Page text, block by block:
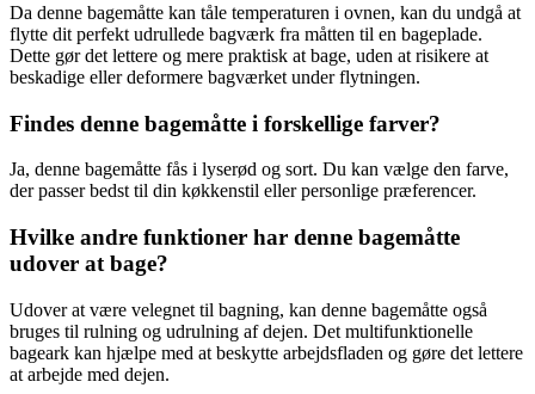
Da denne bagemåtte kan tåle temperaturen i ovnen, kan du undgå at
flytte dit perfekt udrullede bagværk fra måtten til en bageplade.
Dette gør det lettere og mere praktisk at bage, uden at risikere at
beskadige eller deformere bagværket under flytningen.
Findes denne bagemåtte i forskellige farver?
Ja, denne bagemåtte fås i lyserød og sort. Du kan vælge den farve,
der passer bedst til din køkkenstil eller personlige præferencer.
Hvilke andre funktioner har denne bagemåtte
udover at bage?
Udover at være velegnet til bagning, kan denne bagemåtte også
bruges til rulning og udrulning af dejen. Det multifunktionelle
bageark kan hjælpe med at beskytte arbejdsfladen og gøre det lettere
at arbejde med dejen.